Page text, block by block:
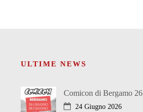
ULTIME NEWS
Comicon di Bergamo 26
24 Giugno 2026